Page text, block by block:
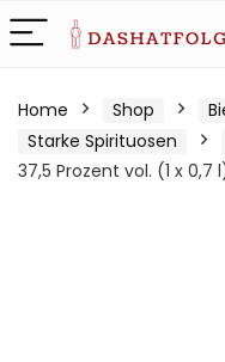
Home Shop
Starke Spirituosen
37,5 Prozent vol. (1 x 0,7